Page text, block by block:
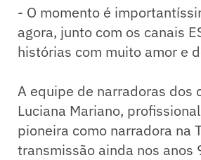
- O momento é
agora, junto com os canais
histórias com muito amor e
A equipe de narradoras dos
Luciana Mariano,
pioneira como narradora na
transmissão ainda nos anos